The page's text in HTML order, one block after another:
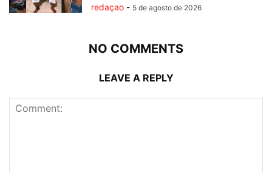
redaçao - 5 de agosto de 2026
NO COMMENTS
LEAVE A REPLY